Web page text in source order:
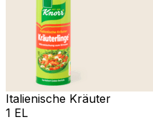
Italienische Kräuter
1 EL